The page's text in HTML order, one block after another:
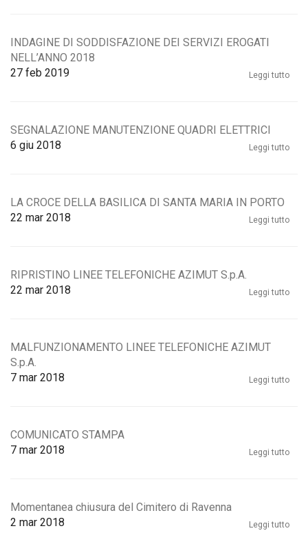
INDAGINE DI SODDISFAZIONE DEI SERVIZI EROGATI
NELL’ANNO 2018
27 feb 2019 Leggi tutto
SEGNALAZIONE MANUTENZIONE QUADRI ELETTRICI
6 giu 2018 Leggi tutto
LA CROCE DELLA BASILICA DI SANTA MARIA IN PORTO
22 mar 2018 Leggi tutto
RIPRISTINO LINEE TELEFONICHE AZIMUT S.p.A.
22 mar 2018 Leggi tutto
MALFUNZIONAMENTO LINEE TELEFONICHE AZIMUT
S.p.A.
7 mar 2018 Leggi tutto
COMUNICATO STAMPA
7 mar 2018 Leggi tutto
Momentanea chiusura del Cimitero di Ravenna
2 mar 2018 Leggi tutto